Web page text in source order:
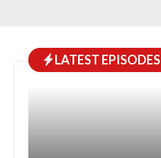
LATEST EPISODES